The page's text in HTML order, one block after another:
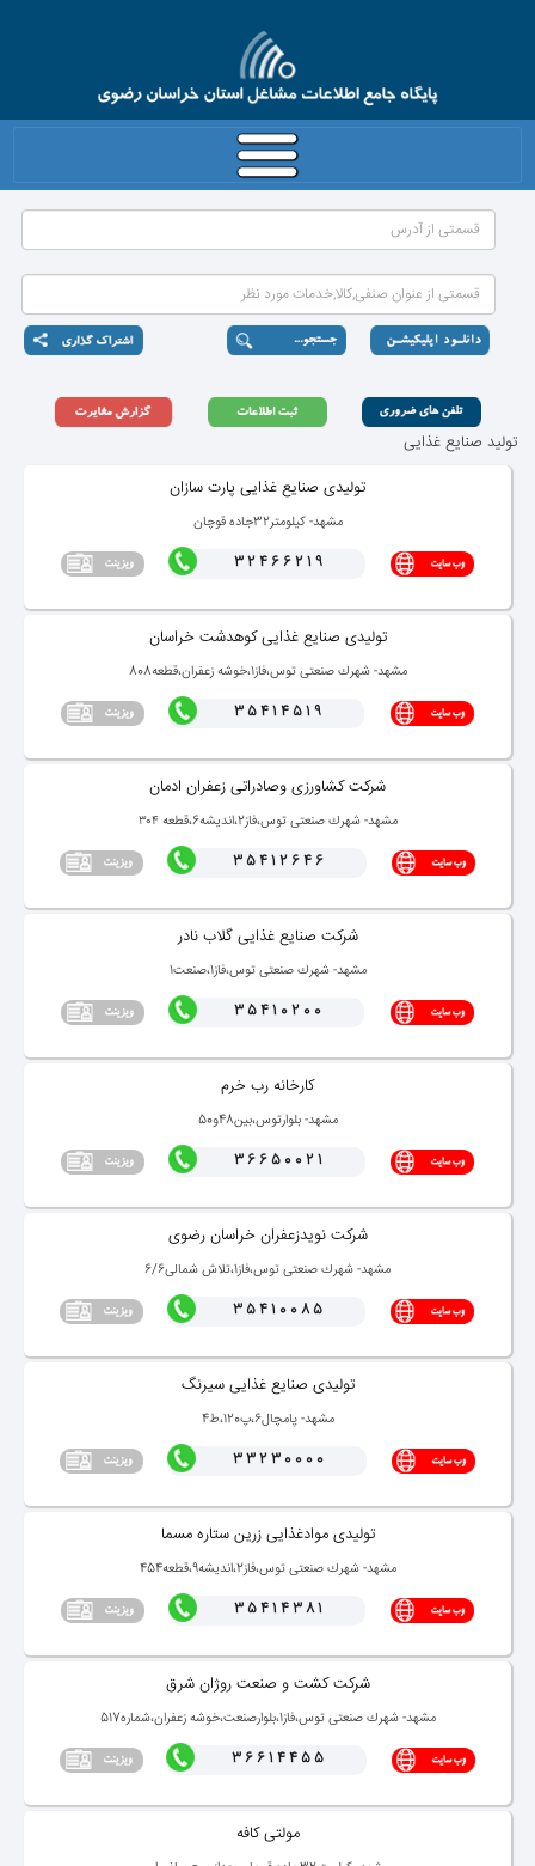
تولید صنایع غذایی
تولیدی صنایع غذایی پارت سازان
مشهد- كیلومتر32جاده قوچان
32466219
تولیدی صنایع غذایی كوهدشت خراسان
مشهد- شهرك صنعتی توس،فاز1،خوشه زعفران،قطعه808
35414519
شركت كشاورزی وصادراتی زعفران ادمان
مشهد- شهرك صنعتی توس،فاز2،اندیشه6،قطعه ۳۰۴
35412646
شركت صنایع غذایی گلاب نادر
مشهد- شهرك صنعتی توس،فاز1،صنعت1
35410200
كارخانه رب خرم
مشهد- بلوارتوس،بین48و50
36650021
شركت نویدزعفران خراسان رضوی
مشهد- شهرك صنعتی توس،فاز1،تلاش شمالی6/6
35410085
تولیدی صنایع غذایی سیرنگ
مشهد- پامچال6،پ120،ط4
33230000
تولیدی موادغذایی زرین ستاره مسما
مشهد- شهرك صنعتی توس،فاز2،اندیشه9،قطعه454
35414381
شركت كشت و صنعت روژان شرق
مشهد- شهرك صنعتی توس،فاز1،بلوارصنعت،خوشه زعفران،شماره517
36614455
مولتی كافه